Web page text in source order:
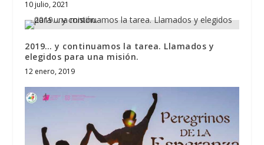
10 julio, 2021
2019… y continuamos la tarea. Llamados y
elegidos para una misión.
12 enero, 2019